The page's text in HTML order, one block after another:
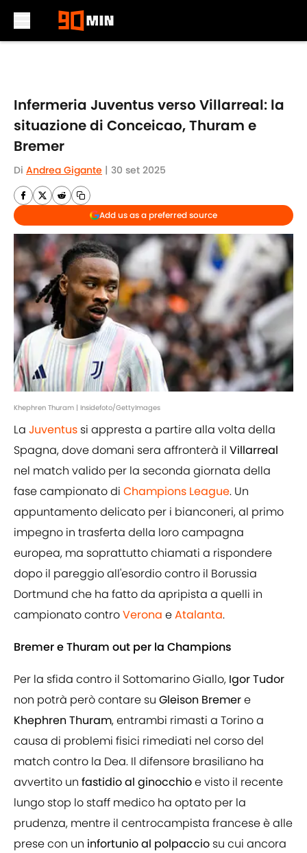
Infermeria Juventus verso Villarreal: la
situazione di Conceicao, Thuram e
Bremer
Di Andrea Gigante | 30 set 2025
Add us as a preferred source
Khephren Thuram | Insidefoto/GettyImages
La Juventus si appresta a partire alla volta della
Spagna, dove domani sera affronterà il Villarreal
nel match valido per la seconda giornata della
fase campionato di Champions League. Un
appuntamento delicato per i bianconeri, al primo
impegno in trasferta della loro campagna
europea, ma soprattutto chiamati a rispondere
dopo il pareggio all'esordio contro il Borussia
Dortmund che ha fatto da apripista a quelli in
campionato controVerona eAtalanta.
Bremer e Thuram out per la Champions
Per la sfida contro il Sottomarino Giallo, Igor Tudor
non potrà però contare su Gleison Bremere
Khephren Thuram, entrambi rimasti a Torino a
causa di problemi fisici rimediati nel corso del
match contro la Dea. Il difensore brasiliano ha
avvertito un fastidio al ginocchioe visto il recente
lungo stop lo staff medico ha optato per la
prudenza, mentre il centrocampista francese è alle
prese con un infortunio al polpaccio su cui ancora